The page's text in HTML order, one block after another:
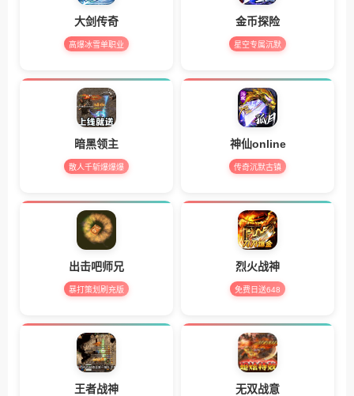
大剑传奇
高爆冰雪单职业
金币探险
星空专属沉默
暗黑领主
散人千斩爆爆爆
神仙online
传奇沉默古镇
出击吧师兄
暴打策划刷充版
烈火战神
免费日送648
王者战神 无双战意